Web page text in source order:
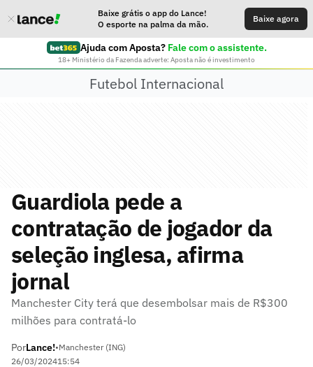
Baixe grátis o app do Lance!
O esporte na palma da mão.
Baixe agora
Ajuda com Aposta? Fale com o assistente.
18+ Ministério da Fazenda adverte: Aposta não é investimento
Futebol Internacional
Guardiola pede a
contratação de jogador da
seleção inglesa, afirma
jornal
Manchester City terá que desembolsar mais de R$300
milhões para contratá-lo
PorLance!•Manchester (ING)
26/03/202415:54